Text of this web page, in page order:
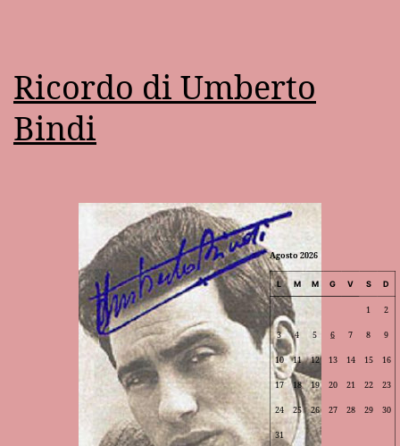
Ricordo di Umberto
Bindi
Agosto 2026
L M M G V S D
1 2
3 4 5 6 7 8 9
10 11 12 13 14 15 16
17 18 19 20 21 22 23
24 25 26 27 28 29 30
31